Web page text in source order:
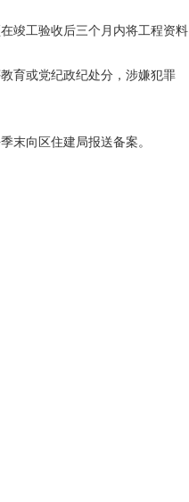
竣工验收后三个月内将工程资料
育或党纪政纪处分，涉嫌犯罪
末向区住建局报送备案。